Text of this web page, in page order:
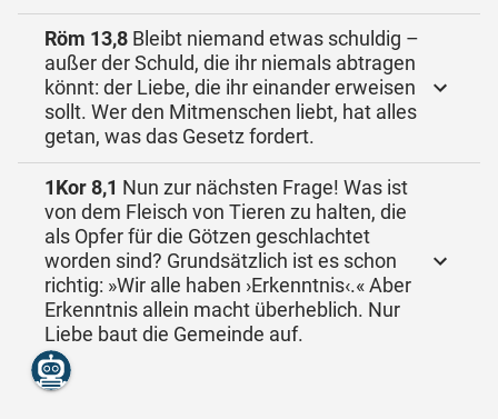
Röm 13,8 Bleibt niemand etwas schuldig –
außer der Schuld, die ihr niemals abtragen
könnt: der Liebe, die ihr einander erweisen
sollt. Wer den Mitmenschen liebt, hat alles
getan, was das Gesetz fordert.
1Kor 8,1 Nun zur nächsten Frage! Was ist
von dem Fleisch von Tieren zu halten, die
als Opfer für die Götzen geschlachtet
worden sind? Grundsätzlich ist es schon
richtig: »Wir alle haben ›Erkenntnis‹.« Aber
Erkenntnis allein macht überheblich. Nur
Liebe baut die Gemeinde auf.